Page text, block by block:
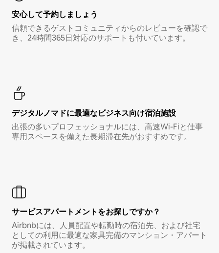
安心して予約しましょう
信頼できるゲストコミュニティからのレビューを確認で
き、24時間365日対応のサポートも付いています。
デジタルノマド⁠に最⁠適⁠なビ⁠ジ⁠ネ⁠ス⁠向⁠け宿⁠泊⁠施⁠設
出張の多いプロフェッショナルには、高速Wi-Fiと仕事
専用スペースを備えた長期滞在先がおすすめです。
サービスアパートメントをお探しですか？
Airbnbには、人員配置や転勤時の宿泊先、および社宅
としての利用に最適な家具完備のマンション・アパート
が掲載されています。